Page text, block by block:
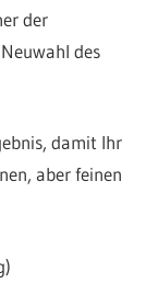
der
des
damit Ihr
aber feinen